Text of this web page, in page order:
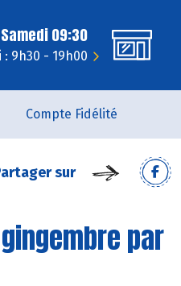
09:30
9h30 - 19h00
Compte Fidélité
sur
par